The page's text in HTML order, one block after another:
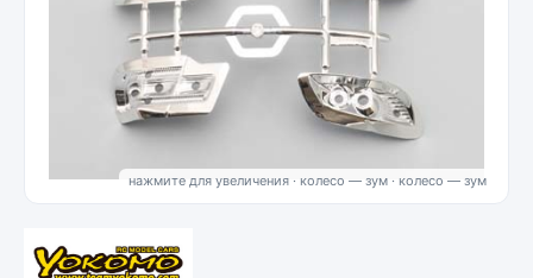
нажмите для увеличения · колесо — зум